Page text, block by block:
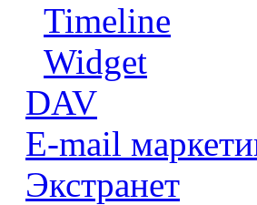
Timeline
Widget
DAV
E-mail
Экстранет